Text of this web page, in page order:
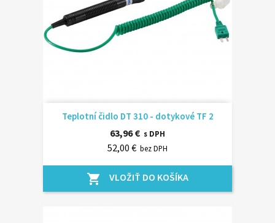
Teplotní čidlo DT 310 - dotykové TF 2
63,96 € s DPH
52,00 € bez DPH
shopping_cart VLOŽIŤ DO KOŠÍKA